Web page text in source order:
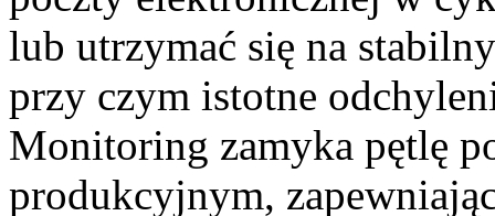
lub utrzymać się na
przy czym istotne
Monitoring zamyka pętlę
produkcyjnym,